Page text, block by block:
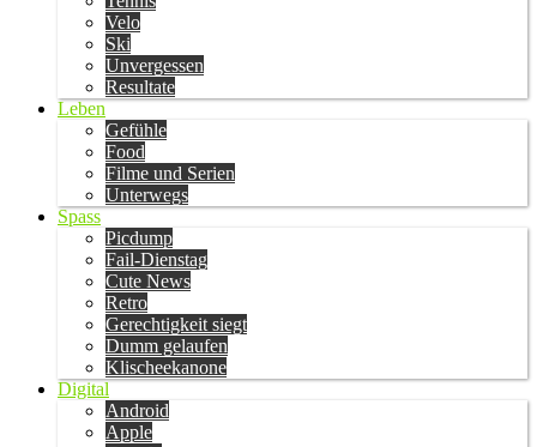
Velo
Ski
Unvergessen
Resultate
Leben
Gefühle
Food
Filme und Serien
Unterwegs
Spass
Picdump
Fail-Dienstag
Cute News
Retro
Gerechtigkeit siegt
Dumm gelaufen
Klischeekanone
Digital
Android
Apple